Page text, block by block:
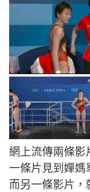
網上流傳兩條影
一條片見到嬋媽
而另一條影片，